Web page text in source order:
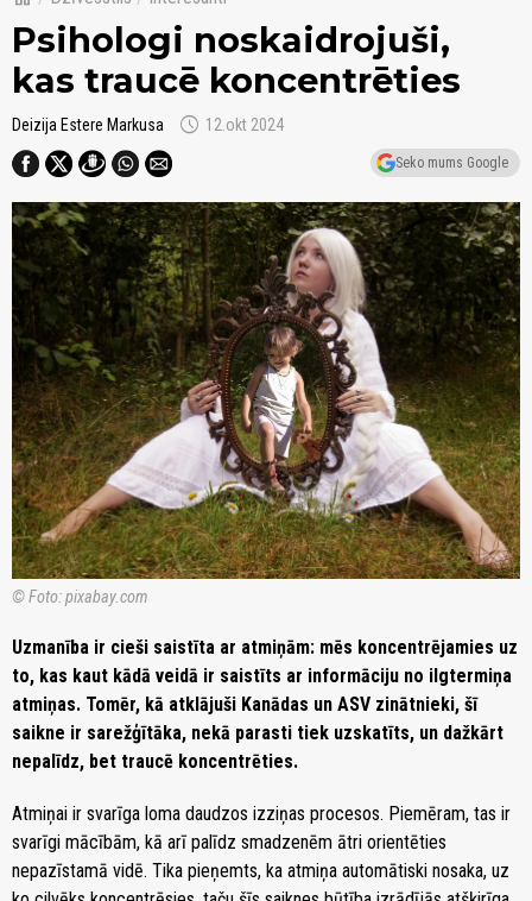
Psihologi noskaidrojuši,
kas traucē koncentrēties
Deizija Estere Markusa schedule 12.okt 2024
Seko mums Google
© Foto: pixabay.com
Uzmanība ir cieši saistīta ar atmiņām: mēs koncentrējamies uz
to, kas kaut kādā veidā ir saistīts ar informāciju no ilgtermiņa
atmiņas. Tomēr, kā atklājuši Kanādas un ASV zinātnieki, šī
saikne ir sarežģītāka, nekā parasti tiek uzskatīts, un dažkārt
nepalīdz, bet traucē koncentrēties.
Atmiņai ir svarīga loma daudzos izziņas procesos. Piemēram, tas ir
svarīgi mācībām, kā arī palīdz smadzenēm ātri orientēties
nepazīstamā vidē. Tika pieņemts, ka atmiņa automātiski nosaka, uz